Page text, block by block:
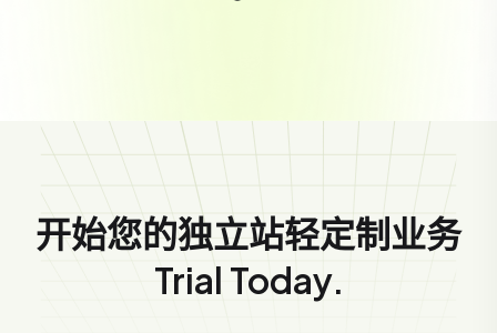
开始您的独立站轻定制业务
Trial Today.